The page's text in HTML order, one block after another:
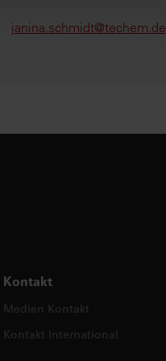
janina.schmidt@techem.de
Kontakt
Medien Kontakt
Kontakt International